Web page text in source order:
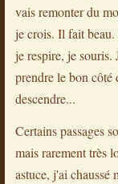
vais remonter du
je crois. Il fait
je respire, je souris.
prendre le bon côté
descendre...
Certains passages
mais rarement très
astuce, j'ai chaussé